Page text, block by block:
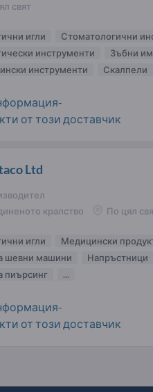
свят
игли
Стоматологични
инструменти
Зъбни
инструменти
Скалпели
от този доставчик
Ltd
кралство
По цял
игли Медицински
шевни машини
Напръстници
пиърсинг
...
от този доставчик